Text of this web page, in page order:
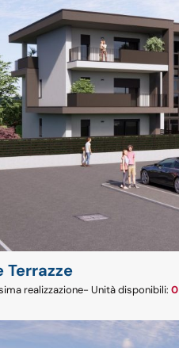
Terrazze
realizzazione- Unità disponibili:0